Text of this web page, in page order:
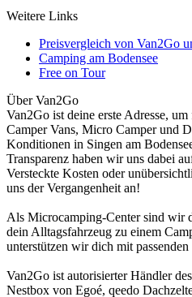
Weitere Links
Preisvergleich von Van2Go
Camping am Bodensee
Free on Tour
Über Van2Go
Van2Go ist deine erste Adresse,
Camper Vans, Micro Camper und
Konditionen in Singen am
Transparenz haben wir uns dabei
Versteckte Kosten oder
uns der Vergangenheit an!
Als Microcamping-Center sind wir
dein Alltagsfahrzeug zu einem
unterstützen wir dich mit
Van2Go ist autorisierter Händler
Nestbox von Egoé, qeedo